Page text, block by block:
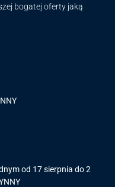
bogatej oferty jaką
od 17 sierpnia do 2